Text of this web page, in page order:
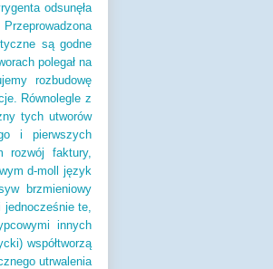
odsunęła
Przeprowadzona
są godne
polegał na
rozbudowę
Równolegle z
tych utworów
i pierwszych
rozwój faktury,
d-moll język
brzmieniowy
te,
innych
współtworzą
utrwalenia